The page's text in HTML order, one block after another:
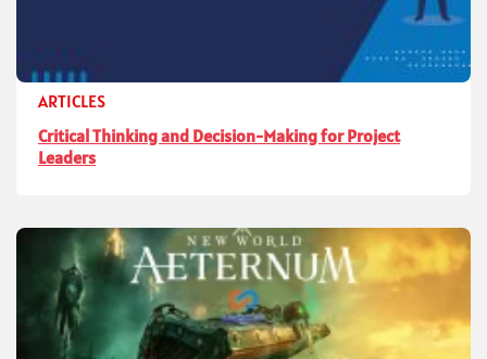
ARTICLES
Critical Thinking and Decision-Making for Project
Leaders